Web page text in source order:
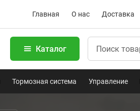
Главная О нас Доставка
Каталог
Тормозная система Управление